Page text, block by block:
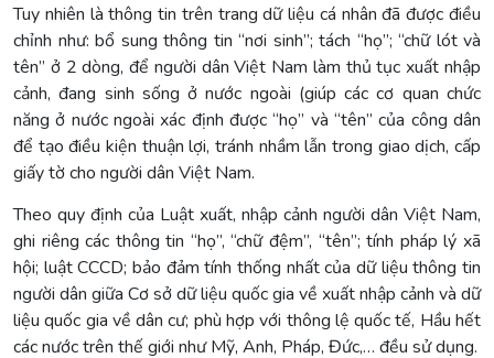
Tuy nhiên là thông tin trên trang dữ liệu cá nhân đã được điều
chỉnh như: bổ sung thông tin “nơi sinh”; tách “họ”; “chữ lót và
tên” ở 2 dòng, để người dân Việt Nam làm thủ tục xuất nhập
cảnh, đang sinh sống ở nước ngoài (giúp các cơ quan chức
năng ở nước ngoài xác định được “họ” và “tên” của công dân
để tạo điều kiện thuận lợi, tránh nhầm lẫn trong giao dịch, cấp
giấy tờ cho người dân Việt Nam.
Theo quy định của Luật xuất, nhập cảnh người dân Việt Nam,
ghi riêng các thông tin “họ”, “chữ đệm”, “tên”; tính pháp lý xã
hội; luật CCCD; bảo đảm tính thống nhất của dữ liệu thông tin
người dân giữa Cơ sở dữ liệu quốc gia về xuất nhập cảnh và dữ
liệu quốc gia về dân cư; phù hợp với thông lệ quốc tế, Hầu hết
các nước trên thế giới như Mỹ, Anh, Pháp, Đức,… đều sử dụng.